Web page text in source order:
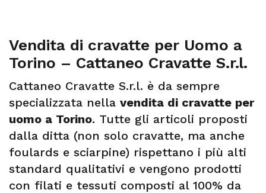
Vendita di cravatte per Uomo a
Torino – Cattaneo Cravatte S.r.l.
Cattaneo Cravatte S.r.l. è da sempre
specializzata nella vendita di cravatte per
uomo a Torino. Tutte gli articoli proposti
dalla ditta (non solo cravatte, ma anche
foulards e sciarpine) rispettano i più alti
standard qualitativi e vengono prodotti
con filati e tessuti composti al 100% da